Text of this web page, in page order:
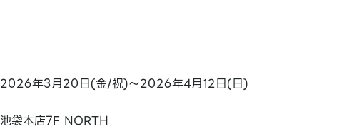
2026年3月20日(金/祝)～2026年4月12日(日)
池袋本店7F NORTH